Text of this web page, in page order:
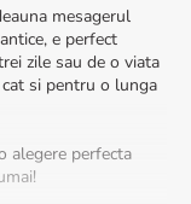
mesagerul
e perfect
zile sau de o viata
si pentru o lunga
alegere perfecta